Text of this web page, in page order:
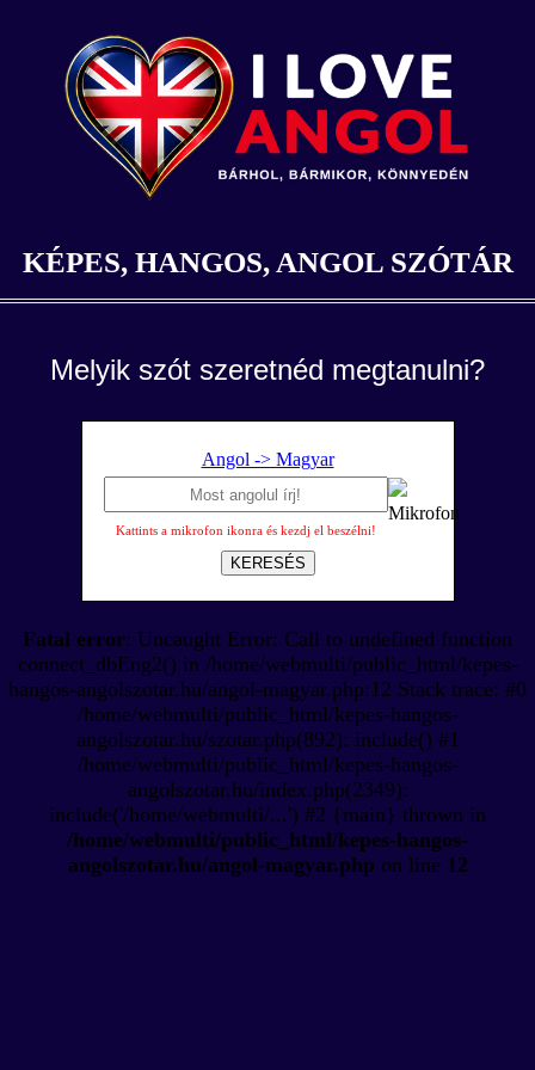
KÉPES, HANGOS, ANGOL SZÓTÁR
Melyik szót szeretnéd megtanulni?
Angol -> Magyar
Kattints a mikrofon ikonra és kezdj el beszélni!
KERESÉS
Fatal error: Uncaught Error: Call to undefined function
connect_dbEng2() in /home/webmulti/public_html/kepes-
hangos-angolszotar.hu/angol-magyar.php:12 Stack trace: #0
/home/webmulti/public_html/kepes-hangos-
angolszotar.hu/szotar.php(892): include() #1
/home/webmulti/public_html/kepes-hangos-
angolszotar.hu/index.php(2349):
include('/home/webmulti/...') #2 {main} thrown in
/home/webmulti/public_html/kepes-hangos-
angolszotar.hu/angol-magyar.php on line 12